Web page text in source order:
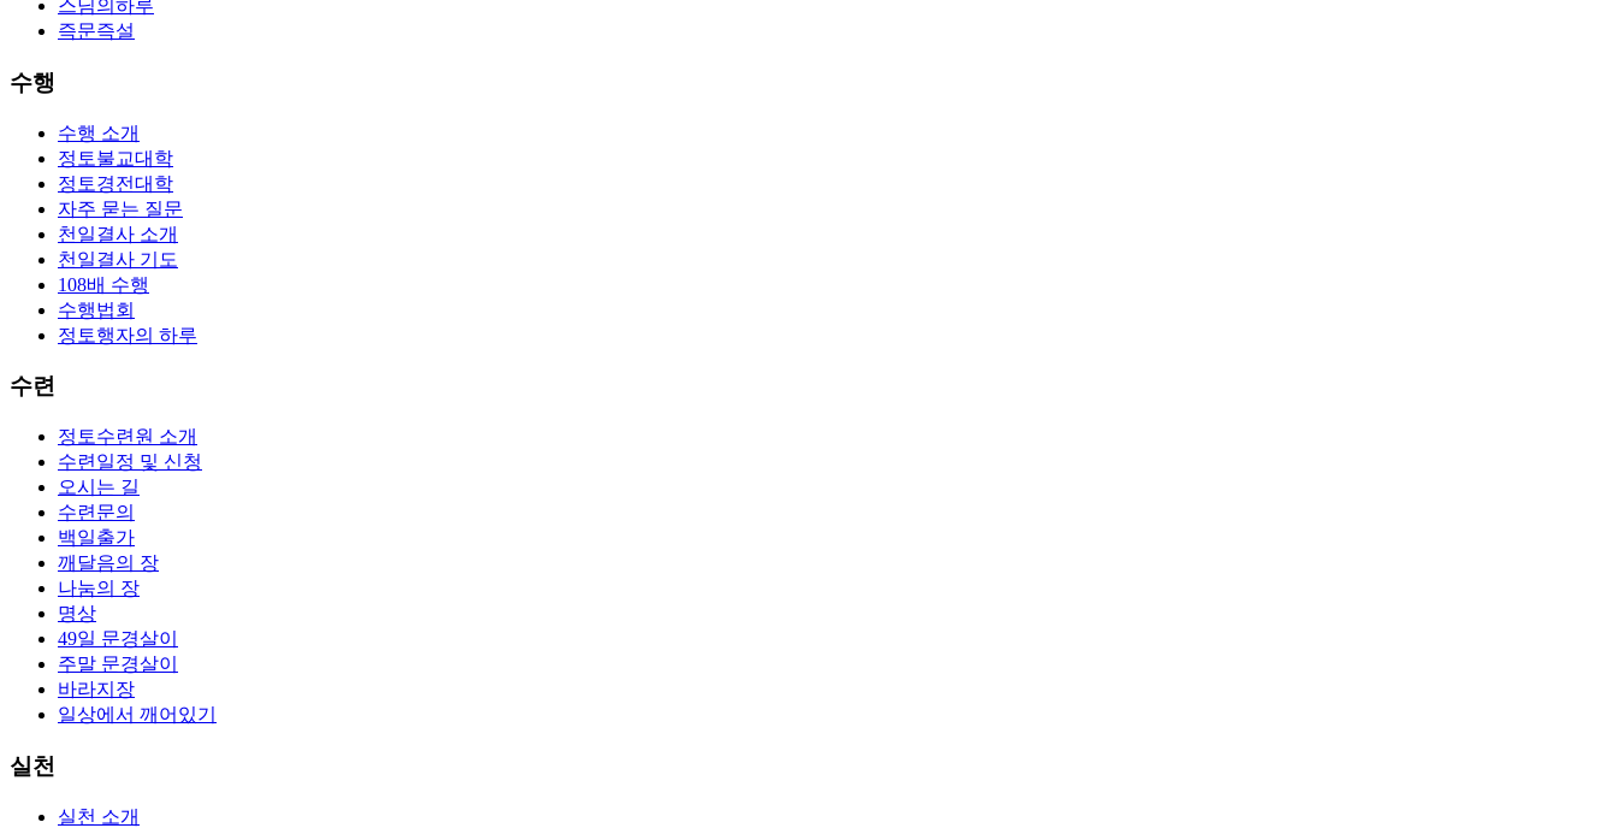
스님의하루
즉문즉설
수행
수행 소개
정토불교대학
정토경전대학
자주 묻는 질문
천일결사 소개
천일결사 기도
108배 수행
수행법회
정토행자의 하루
수련
정토수련원 소개
수련일정 및 신청
오시는 길
수련문의
백일출가
깨달음의 장
나눔의 장
명상
49일 문경살이
주말 문경살이
바라지장
일상에서 깨어있기
실천
실천 소개